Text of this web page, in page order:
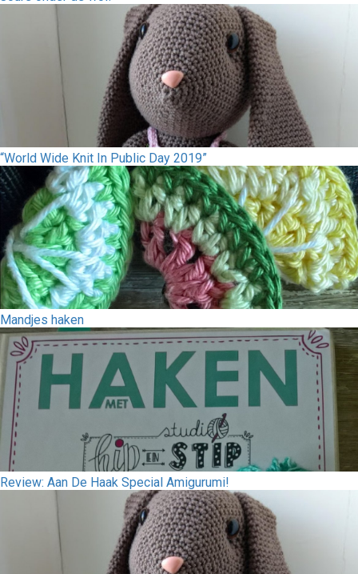
“World Wide Knit In Public Day 2019”
Mandjes haken
Review: Aan De Haak Special Amigurumi!